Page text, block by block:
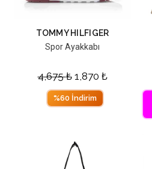
TOMMY HILFIGER
Spor Ayakkabı
4,675₺ 1,870 ₺
%60 İndirim